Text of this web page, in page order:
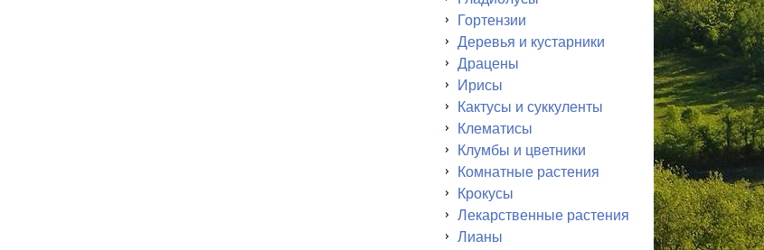
Гортензии
Деревья и кустарники
Драцены
Ирисы
Кактусы и суккуленты
Клематисы
Клумбы и цветники
Комнатные растения
Крокусы
Лекарственные растения
Лианы